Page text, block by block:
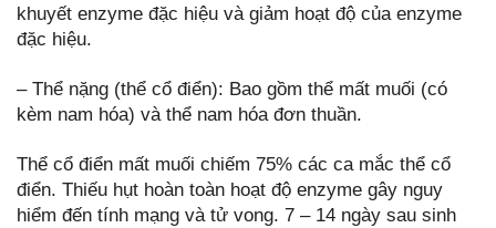
khuyết enzyme đặc hiệu và giảm hoạt độ của enzyme
đặc hiệu.
– Thể nặng (thể cổ điển): Bao gồm thể mất muối (có
kèm nam hóa) và thể nam hóa đơn thuần.
Thể cổ điển mất muối chiếm 75% các ca mắc thể cổ
điển. Thiếu hụt hoàn toàn hoạt độ enzyme gây nguy
hiểm đến tính mạng và tử vong. 7 – 14 ngày sau sinh